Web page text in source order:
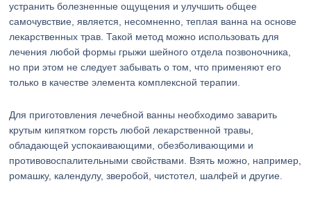
устранить болезненные ощущения и улучшить общее
самочувствие, является, несомненно, теплая ванна на основе
лекарственных трав. Такой метод можно использовать для
лечения любой формы грыжи шейного отдела позвоночника,
но при этом не следует забывать о том, что применяют его
только в качестве элемента комплексной терапии.
Для приготовления лечебной ванны необходимо заварить
крутым кипятком горсть любой лекарственной травы,
обладающей успокаивающими, обезболивающими и
противовоспалительными свойствами. Взять можно, например,
ромашку, календулу, зверобой, чистотел, шалфей и другие.